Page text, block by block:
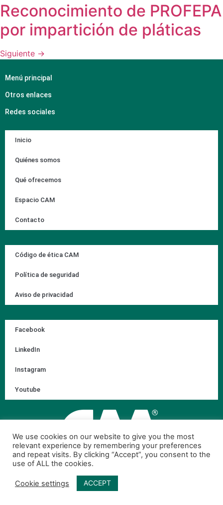
Reconocimiento de PROFEPA
por impartición de pláticas
Siguiente →
Menú principal
Otros enlaces
Redes sociales
Inicio
Quiénes somos
Qué ofrecemos
Espacio CAM
Contacto
Código de ética CAM
Política de seguridad
Aviso de privacidad
Facebook
LinkedIn
Instagram
Youtube
© 2026 Corporación Ambiental de México
We use cookies on our website to give you the most
relevant experience by remembering your preferences
and repeat visits. By clicking “Accept”, you consent to the
use of ALL the cookies.
Cookie settings ACCEPT